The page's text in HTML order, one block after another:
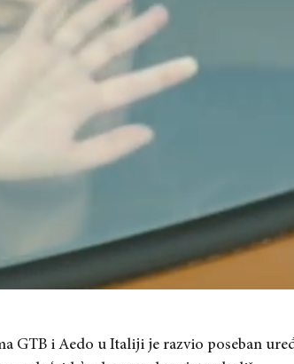
GTB i Aedo u Italiji je razvio poseban